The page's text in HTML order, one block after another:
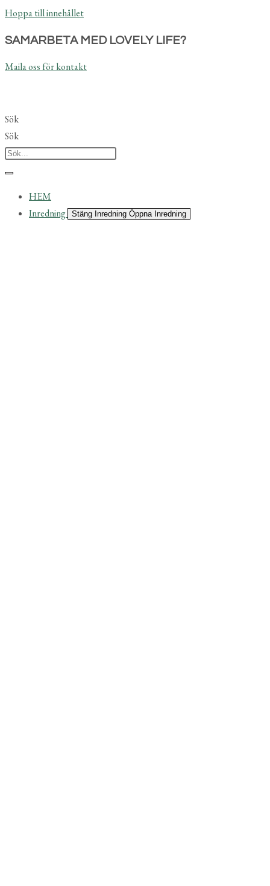
Hoppa till innehållet
SAMARBETA MED LOVELY LIFE?
Maila oss för kontakt
Sök
Sök
HEM
Inredning
Stäng Inredning Öppna Inredning